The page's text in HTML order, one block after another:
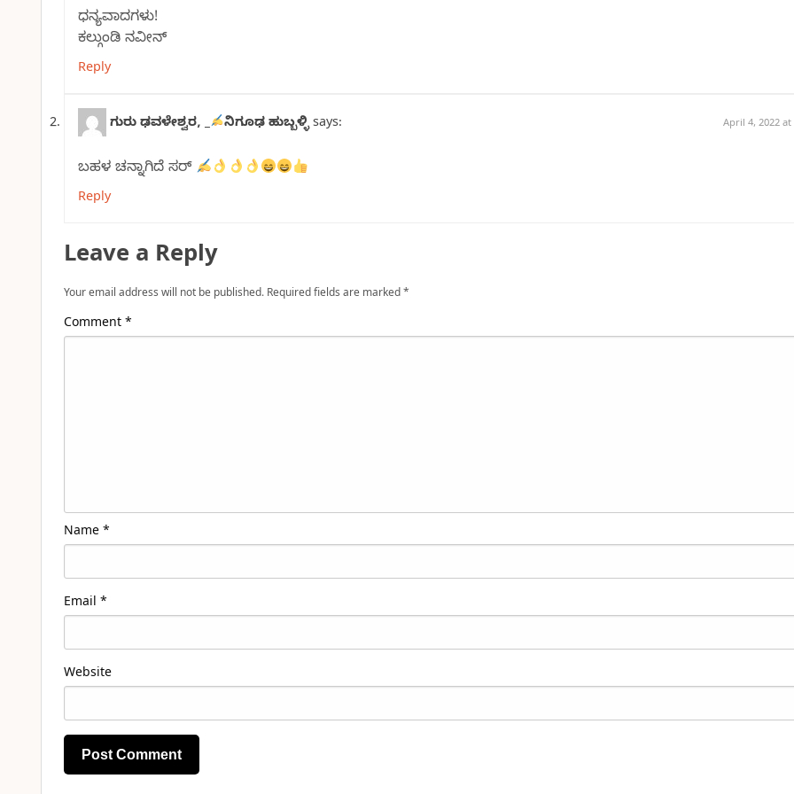
ಧನ್ಯವಾದಗಳು!
ಕಲ್ಗುಂಡಿ ನವೀನ್
Reply
ಗುರು ಢವಳೇಶ್ವರ, _ ನಿಗೂಢ ಹುಬ್ಬಳ್ಳಿ says: April 4, 2022 at
ಬಹಳ ಚನ್ನಾಗಿದೆ ಸರ್
Reply
Leave a Reply
Your email address will not be published. Required fields are marked*
Comment *
Name *
Email *
Website